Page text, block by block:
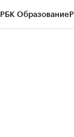
РБК Образование